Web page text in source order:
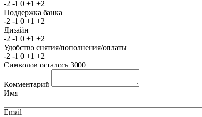
-2 -1 0 +1 +2
Поддержка банка
-2 -1 0 +1 +2
Дизайн
-2 -1 0 +1 +2
Удобство снятия/пополнения/оплаты
-2 -1 0 +1 +2
Символов осталось 3000
Комментарий
Имя
Email